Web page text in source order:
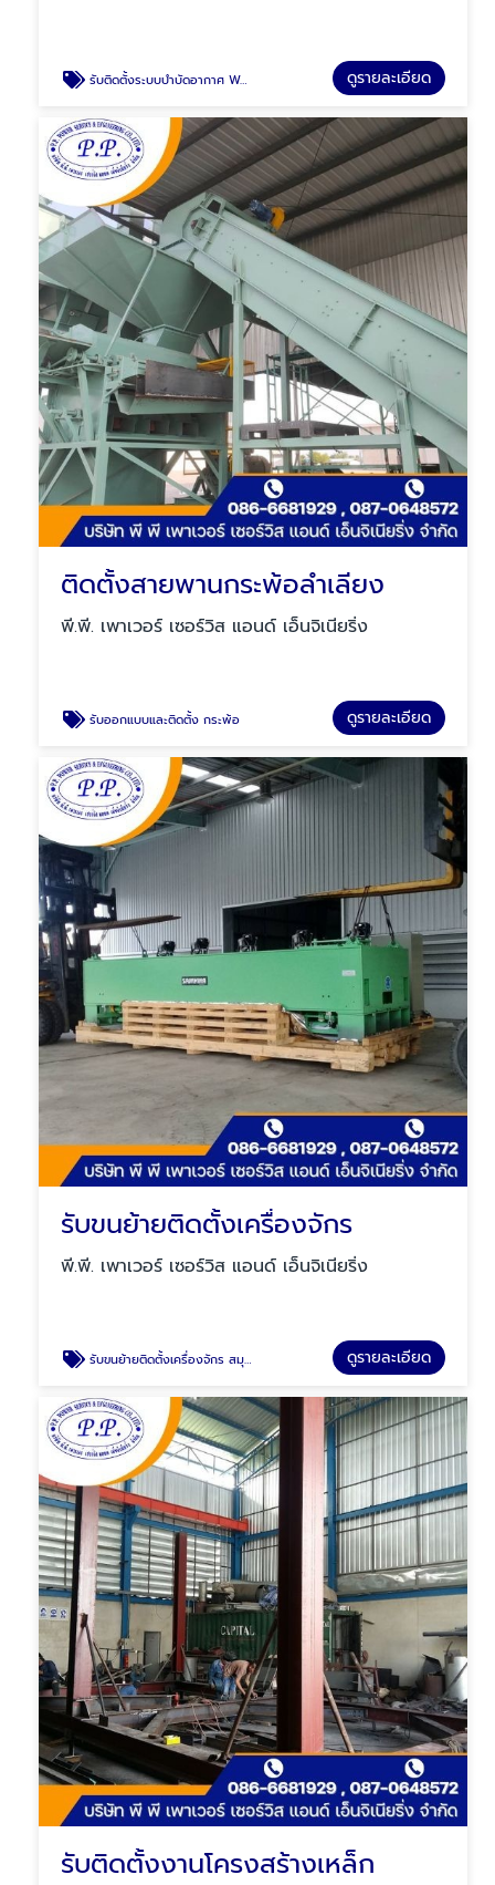
รับติดตั้งระบบบำบัดอากาศ Wet Scrubber ดูรายละเอียด
ติดตั้งสายพานกระพ้อลำเลียง
พี.พี. เพาเวอร์ เซอร์วิส แอนด์ เอ็นจิเนียริ่ง
รับออกแบบและติดตั้ง กระพ้อ ดูรายละเอียด
รับขนย้ายติดตั้งเครื่องจักร
พี.พี. เพาเวอร์ เซอร์วิส แอนด์ เอ็นจิเนียริ่ง
รับขนย้ายติดตั้งเครื่องจักร สมุทรปราการ ดูรายละเอียด
รับติดตั้งงานโครงสร้างเหล็ก